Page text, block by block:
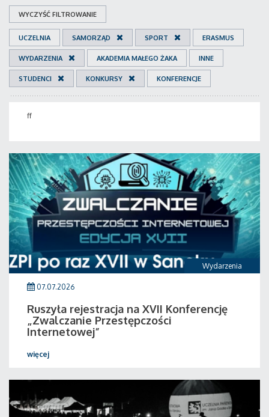
WYCZYŚĆ FILTROWANIE
UCZELNIA SAMORZĄD SPORT ERASMUS
WYDARZENIA AKADEMIA MAŁEGO ŻAKA INNE
STUDENCI KONKURSY KONFERENCJE
ff
Wydarzenia
07.07.2026
Ruszyła rejestracja na XVII Konferencję
„Zwalczanie Przestępczości
Internetowej”
więcej